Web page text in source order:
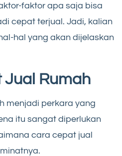
faktor apa saja bisa
cepat terjual. Jadi, kalian
hal yang akan dijelaskan
Jual Rumah
menjadi perkara yang
itu sangat diperlukan
cara cepat jual